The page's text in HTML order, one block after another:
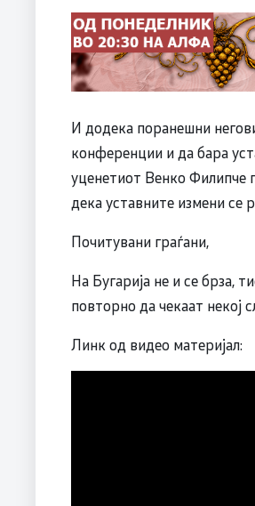
И додека поранешни
конференции и да бара
уценетиот Венко Филипче
дека уставните измени се
Почитувани граѓани,
На Бугарија не и се брза,
повторно да чекаат некој
Линк од видео материјал: